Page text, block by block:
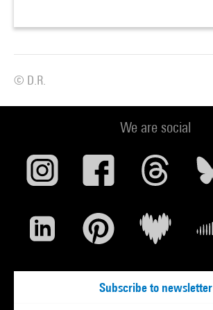
© D.R.
We are social
Subscribe to newsletter